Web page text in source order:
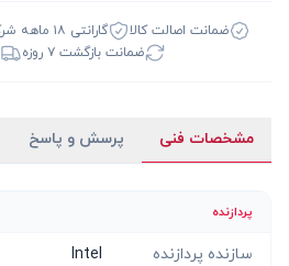
ضمانت اصالت کالا گارانتی ۱۸ ماهه شرکتی
ضمانت بازگشت ۷ روزه
مشخصات فنی پرسش و پاسخ
پردازنده
سازنده پردازنده Intel